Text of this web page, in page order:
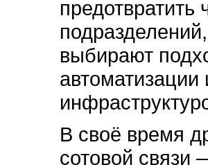
выбирают
В своё время
сотовой